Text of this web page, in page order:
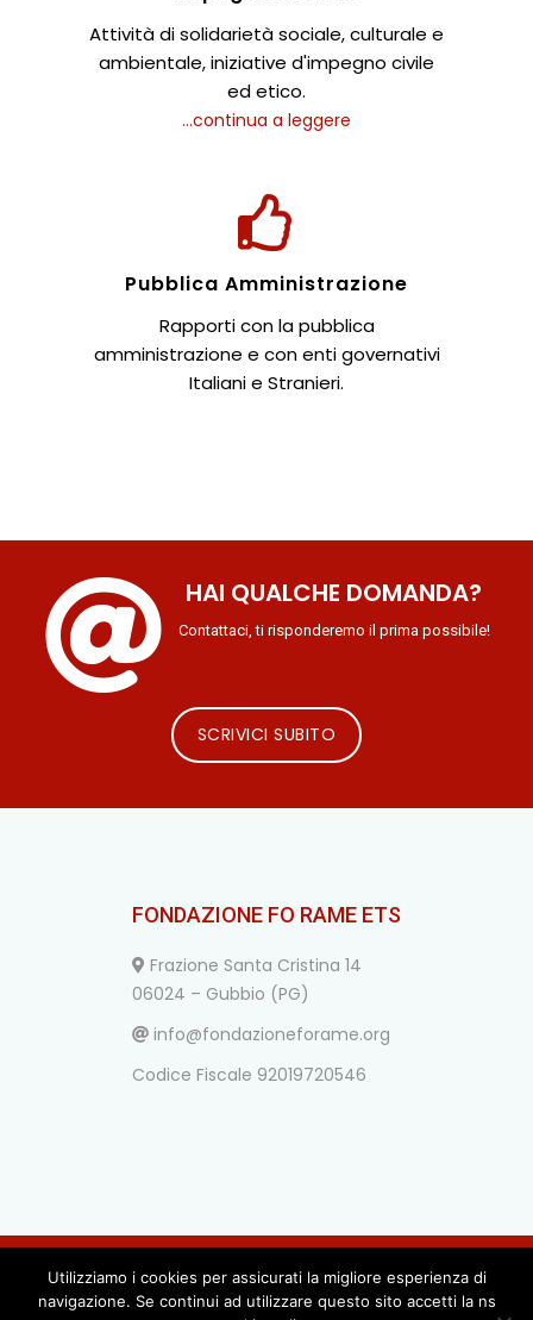
Attività di solidarietà sociale, culturale e
ambientale, iniziative d'impegno civile
ed etico.
...continua a leggere
Pubblica Amministrazione
Rapporti con la pubblica
amministrazione e con enti governativi
Italiani e Stranieri.
HAI QUALCHE DOMANDA?
Contattaci, ti risponderemo il prima possibile!
SCRIVICI SUBITO
FONDAZIONE FO RAME ETS
Frazione Santa Cristina 14
06024 – Gubbio (PG)
info@fondazioneforame.org
Codice Fiscale 92019720546
© Fondazione Dario Fo e Franca Rame ETS | All rights
Utilizziamo i cookies per assicurati la migliore esperienza di
navigazione. Se continui ad utilizzare questo sito accetti la ns